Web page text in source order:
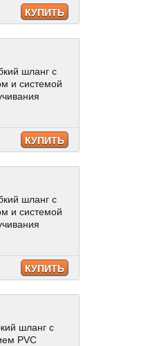
КУПИТЬ
шланг с
и системой
КУПИТЬ
шланг с
и системой
КУПИТЬ
шланг с
PVC